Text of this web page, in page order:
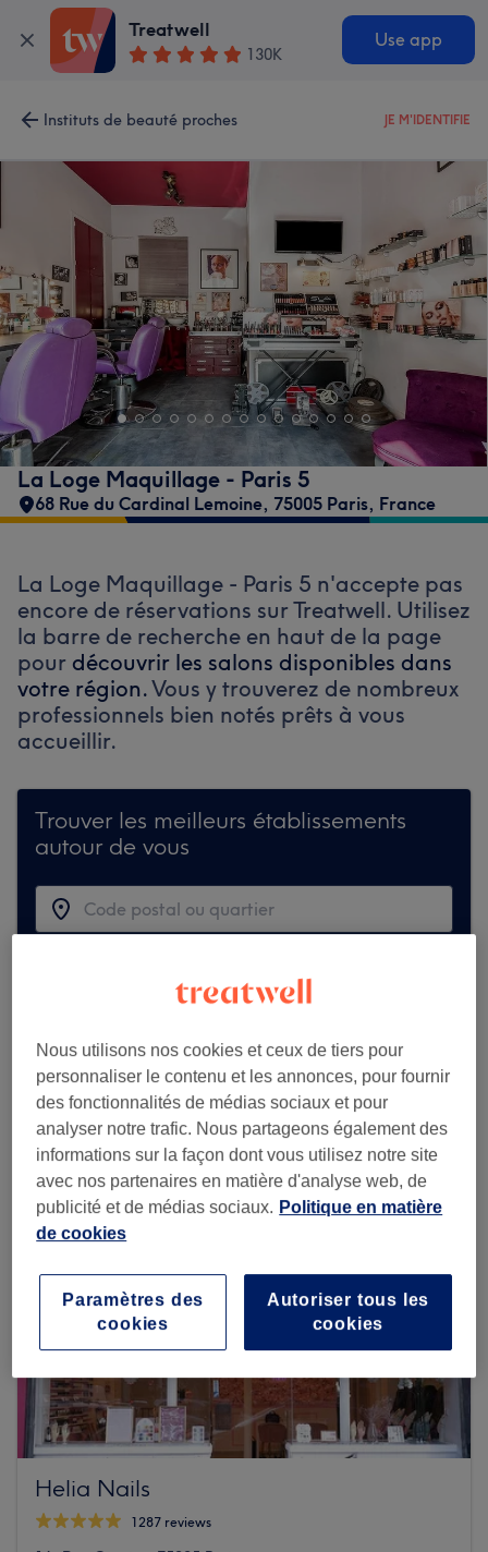
Treatwell
130K
Use app
Instituts de beauté proches JE M'IDENTIFIE
La Loge Maquillage - Paris 5
68 Rue du Cardinal Lemoine, 75005 Paris, France
La Loge Maquillage - Paris 5 n'accepte pas
encore de réservations sur Treatwell. Utilisez
la barre de recherche en haut de la page
pour découvrir les salons disponibles dans
votre région.Vous y trouverez de nombreux
professionnels bien notés prêts à vous
accueillir.
Trouver les meilleurs établissements
autour de vous
Voir plus d'établissements
Helia Nails
1287 reviews
Nous utilisons nos cookies et ceux de tiers pour
personnaliser le contenu et les annonces, pour fournir
des fonctionnalités de médias sociaux et pour
analyser notre trafic. Nous partageons également des
informations sur la façon dont vous utilisez notre site
avec nos partenaires en matière d'analyse web, de
publicité et de médias sociaux. Politique en matière
de cookies
Autoriser tous les
cookies
Paramètres des
cookies